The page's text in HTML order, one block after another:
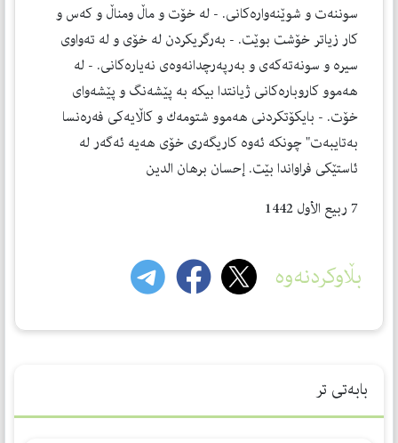
سوننەت و شوێنەوارەكانی. - لە خۆت و ماڵ ومناڵ و كەس و
كار زیاتر خۆشت بوێت. - بەرگریكردن لە خۆی و لە تەواوی
سیرە و سونەتەكەی و بەرپەرچدانەوەی نەیارەكانی. - لە
هەموو كاروبارەكانی ژیانتدا بیكە بە پێشەنگ و پێشەوای
خۆت. - بایكۆتكردنی هەموو شتومەك و كاڵایەكی فەرەنسا
بەتایبەت" چونكە ئەوە كاریگەری خۆی هەیە ئەگەر لە
ئاستێكی فراواندا بێت. إحسان برهان الدین
7 ربيع الأول 1442
بڵاوکردنەوە
بابەتی تر